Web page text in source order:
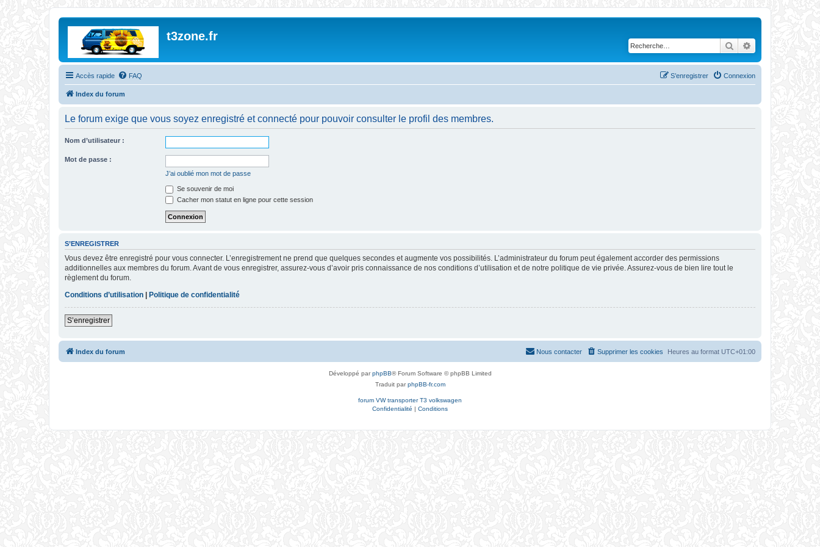
t3zone.fr
Rechercher
Accès rapide FAQ Connexion
S’enregistrer
Index du forum
Le forum exige que vous soyez enregistré et connecté pour pouvoir consulter le profil des membres.
Nom d’utilisateur :
Mot de passe :
J’ai oublié mon mot de passe
Se souvenir de moi
Cacher mon statut en ligne pour cette session
S’ENREGISTRER
Vous devez être enregistré pour vous connecter. L’enregistrement ne prend que quelques secondes et augmente vos possibilités. L’administrateur du forum peut également accorder des permissions
additionnelles aux membres du forum. Avant de vous enregistrer, assurez-vous d’avoir pris connaissance de nos conditions d’utilisation et de notre politique de vie privée. Assurez-vous de bien lire tout le
règlement du forum.
Conditions d’utilisation | Politique de confidentialité
S’enregistrer
Index du forum Heures au format UTC+01:00
Supprimer les cookies
Nous contacter
Développé parphpBB® Forum Software © phpBB Limited
Traduit parphpBB-fr.com
forum VW transporter T3 volkswagen
Confidentialité | Conditions